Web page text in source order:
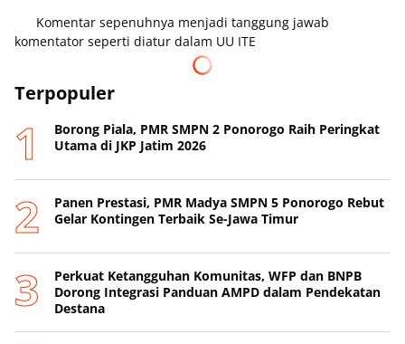
Komentar sepenuhnya menjadi tanggung jawab
komentator seperti diatur dalam UU ITE
Terpopuler
Borong Piala, PMR SMPN 2 Ponorogo Raih Peringkat
Utama di JKP Jatim 2026
Panen Prestasi, PMR Madya SMPN 5 Ponorogo Rebut
Gelar Kontingen Terbaik Se-Jawa Timur
Perkuat Ketangguhan Komunitas, WFP dan BNPB
Dorong Integrasi Panduan AMPD dalam Pendekatan
Destana